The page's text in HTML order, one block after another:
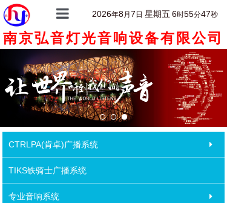
首页
关于我们
产品中心
产品详情
客户案例
新闻动态
2026年8月7 日 星期五 6时55分47秒
南京弘音灯光音响设备有限公司
CTRLPA(肯卓)广播系统
TIKS铁骑士广播系统
专业音响系统